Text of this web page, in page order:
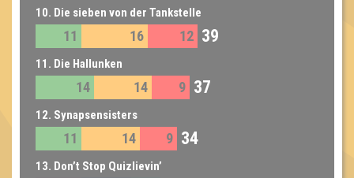
10. Die sieben von der Tankstelle
11 16 12 39
11. Die Hallunken
14 14 9 37
12. Synapsensisters
11 14 9 34
13. Don’t Stop Quizlievin’